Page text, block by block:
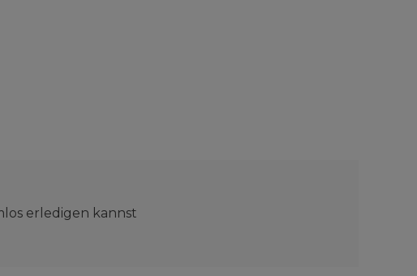
erledigen kannst